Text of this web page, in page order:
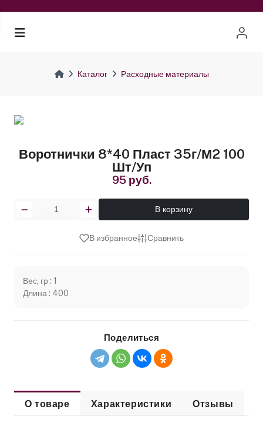
Каталог Расходные материалы
Воротнички 8*40 Пласт 35г/м2 100
Шт/уп
95 руб.
В корзину
В избранное Сравнить
Вес, гр : 1
Длина : 400
Поделиться
О товаре Характеристики Отзывы